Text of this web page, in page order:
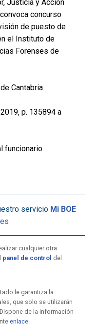
Justicia y Acción
concurso
de puesto de
el Instituto de
Forenses de
Cantabria
p. 135894 a
funcionario.
servicio Mi BOE
cualquier otra
panel de control del
le garantiza la
que solo se utilizarán
de la información
enlace